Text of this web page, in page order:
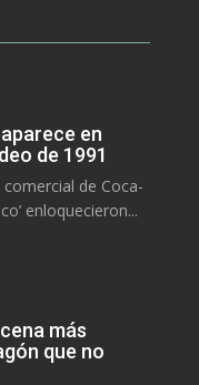
en
de 1991
de Coca-
enloquecieron...
más
que no